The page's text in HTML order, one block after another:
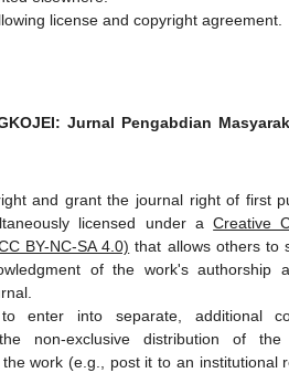
license and copyright agreement.
Jurnal Pengabdian
and grant the journal right of first
licensed under aCreative
BY-NC-SA 4.0) that allows others to
of the work's authorship
enter into separate, additional
non-exclusive distribution of the
work (e.g., post it to an institutional